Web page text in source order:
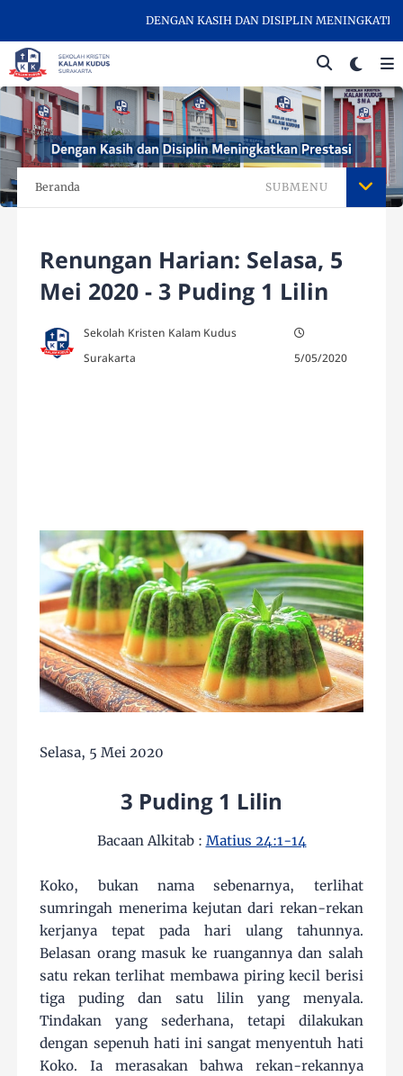
DENGAN KASIH DAN DISIPLIN MENINGKATKAN
Beranda SUBMENU
Renungan Harian: Selasa, 5
Mei 2020 - 3 Puding 1 Lilin
Sekolah Kristen Kalam Kudus
Surakarta
5/05/2020
Selasa, 5 Mei 2020
3 Puding 1 Lilin
Bacaan Alkitab : Matius 24:1-14
Koko, bukan nama sebenarnya, terlihat
sumringah menerima kejutan dari rekan-rekan
kerjanya tepat pada hari ulang tahunnya.
Belasan orang masuk ke ruangannya dan salah
satu rekan terlihat membawa piring kecil berisi
tiga puding dan satu lilin yang menyala.
Tindakan yang sederhana, tetapi dilakukan
dengan sepenuh hati ini sangat menyentuh hati
Koko. Ia merasakan bahwa rekan-rekannya